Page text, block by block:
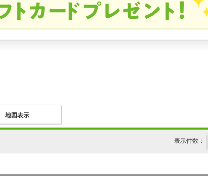
地図表示
表示件数：